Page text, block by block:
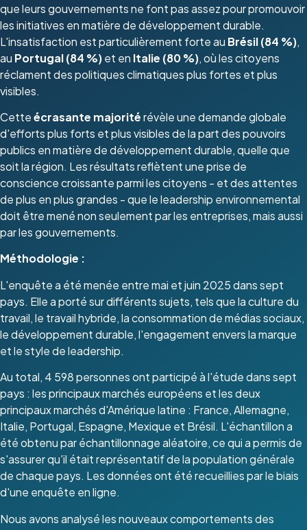
que leurs gouvernements ne font pas assez pour promouvoir
les initiatives en matière de développement durable.
L'insatisfaction est particulièrement forte au Brésil (84 %),
au Portugal (84 %)et en Italie (80 %), où les citoyens
réclament des politiques climatiques plus fortes et plus
visibles.
Cetteécrasante majoritérévèle une demande globale
d'efforts plus forts et plus visibles de la part des pouvoirs
publics en matière de développement durable, quelle que
soit la région. Les résultats reflètent une prise de
conscience croissante parmi les citoyens - et des attentes
de plus en plus grandes - que le leadership environnemental
doit être mené non seulement par les entreprises, mais aussi
par les gouvernements.
Méthodologie :
L'enquête a été menée entre mai et juin 2025 dans sept
pays. Elle a porté sur différents sujets, tels que la culture du
travail, le travail hybride, la consommation de médias sociaux,
le développement durable, l'engagement envers la marque
et le style de leadership.
Au total, 4 598 personnes ont participé à l'étude dans sept
pays : les principaux marchés européens et les deux
principaux marchés d'Amérique latine : France, Allemagne,
Italie, Portugal, Espagne, Mexique et Brésil. L'échantillon a
été obtenu par échantillonnage aléatoire, ce qui a permis de
s'assurer qu'il était représentatif de la population générale
de chaque pays. Les données ont été recueillies par le biais
d'une enquête en ligne.
Nous avons analysé les nouveaux comportements des